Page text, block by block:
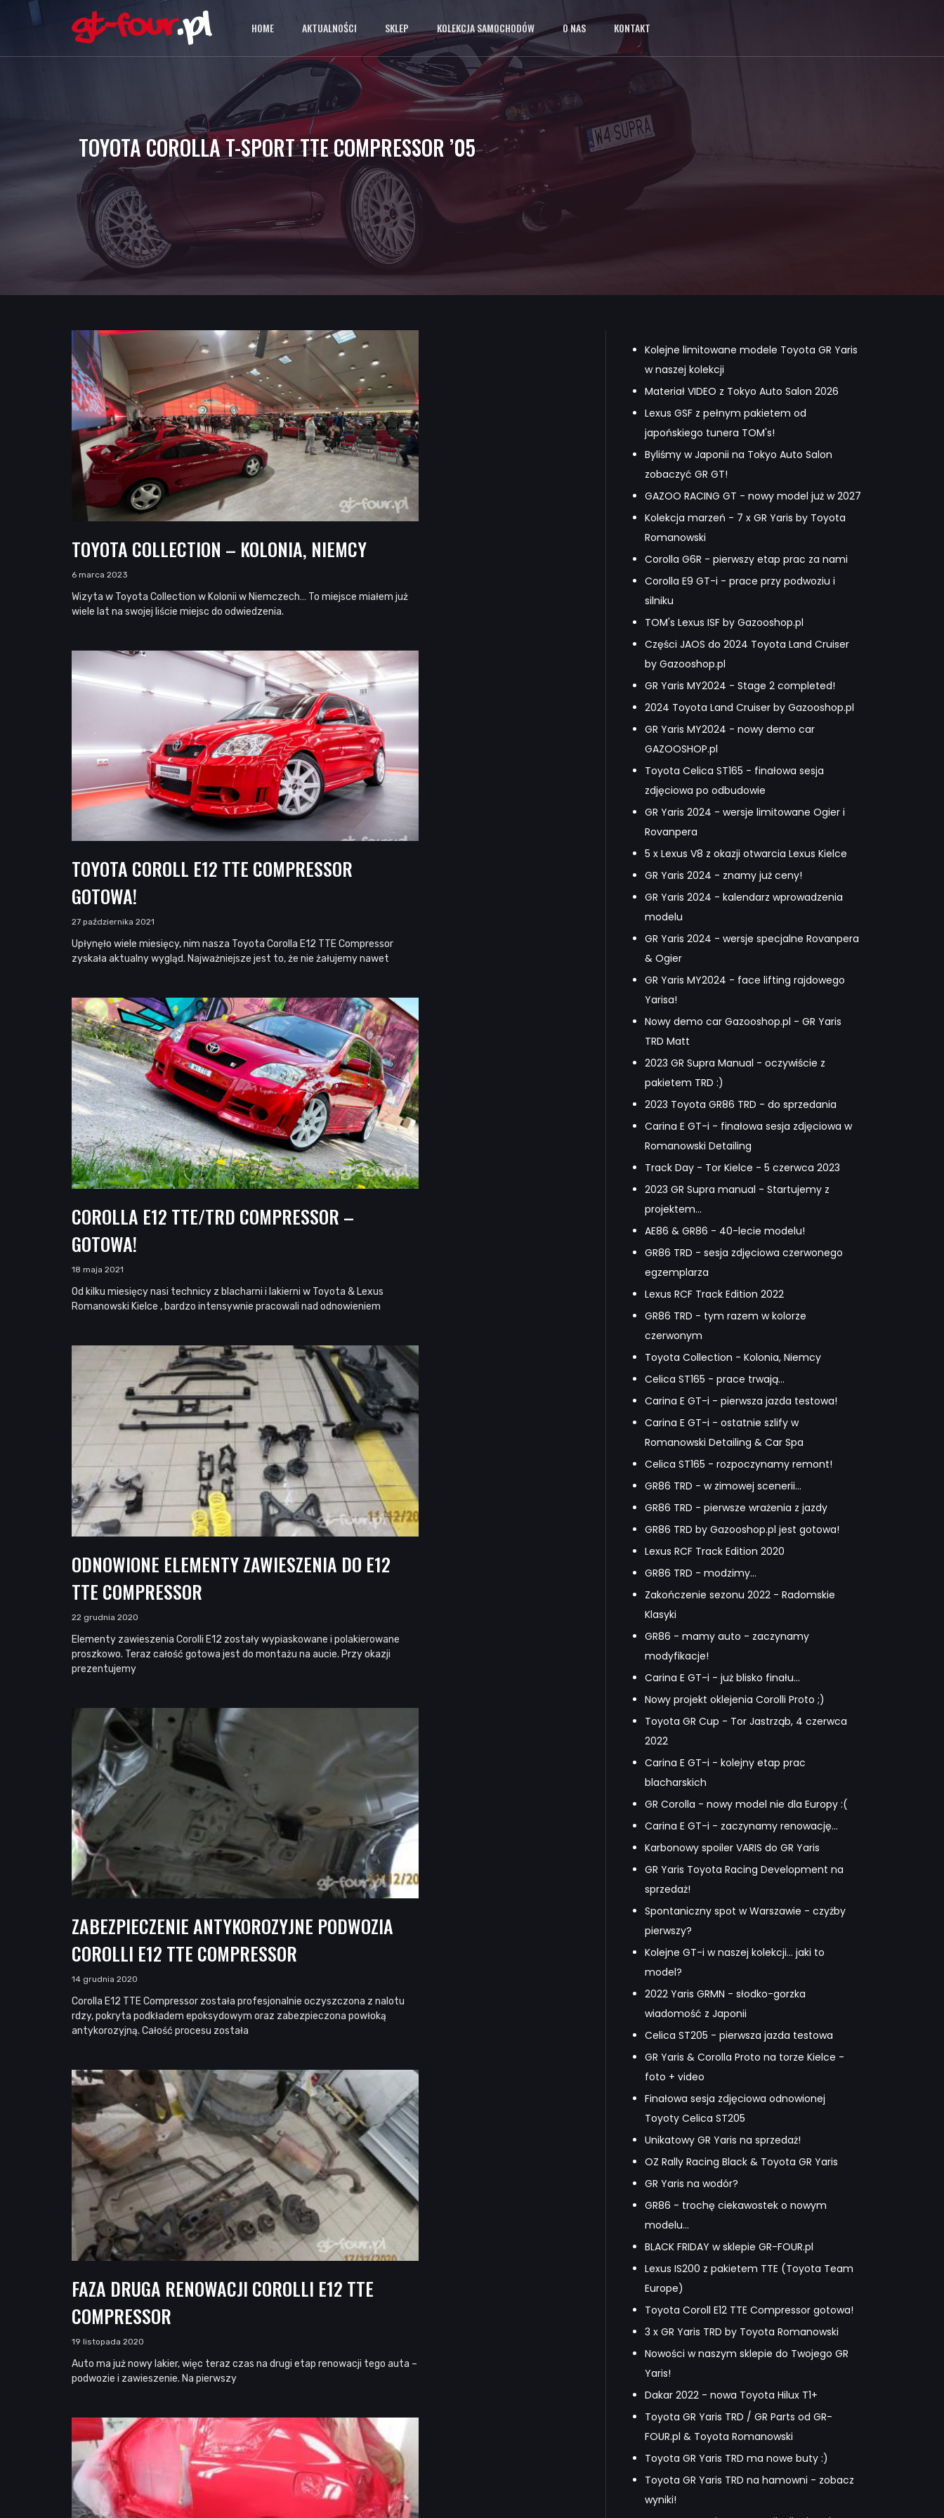
HOME AKTUALNOŚCI SKLEP KOLEKCJA SAMOCHODÓW O NAS KONTAKT
TOYOTA COROLLA T-SPORT TTE COMPRESSOR ’05
TOYOTA COLLECTION – KOLONIA, NIEMCY
6 marca 2023
Wizyta w Toyota Collection w Kolonii w Niemczech… To miejsce miałem już
wiele lat na swojej liście miejsc do odwiedzenia.
TOYOTA COROLL E12 TTE COMPRESSOR
GOTOWA!
27 października 2021
Upłynęło wiele miesięcy, nim nasza Toyota Corolla E12 TTE Compressor
zyskała aktualny wygląd. Najważniejsze jest to, że nie żałujemy nawet
COROLLA E12 TTE/TRD COMPRESSOR –
GOTOWA!
18 maja 2021
Od kilku miesięcy nasi technicy z blacharni i lakierni w Toyota & Lexus
Romanowski Kielce , bardzo intensywnie pracowali nad odnowieniem
ODNOWIONE ELEMENTY ZAWIESZENIA DO E12
TTE COMPRESSOR
22 grudnia 2020
Elementy zawieszenia Corolli E12 zostały wypiaskowane i polakierowane
proszkowo. Teraz całość gotowa jest do montażu na aucie. Przy okazji
prezentujemy
ZABEZPIECZENIE ANTYKOROZYJNE PODWOZIA
COROLLI E12 TTE COMPRESSOR
14 grudnia 2020
Corolla E12 TTE Compressor została profesjonalnie oczyszczona z nalotu
rdzy, pokryta podkładem epoksydowym oraz zabezpieczona powłoką
antykorozyjną. Całość procesu została
FAZA DRUGA RENOWACJI COROLLI E12 TTE
COMPRESSOR
19 listopada 2020
Auto ma już nowy lakier, więc teraz czas na drugi etap renowacji tego auta –
podwozie i zawieszenie. Na pierwszy
Kolejne limitowane modele Toyota GR Yaris
w naszej kolekcji
Materiał VIDEO z Tokyo Auto Salon 2026
Lexus GSF z pełnym pakietem od
japońskiego tunera TOM's!
Byliśmy w Japonii na Tokyo Auto Salon
zobaczyć GR GT!
GAZOO RACING GT - nowy model już w 2027
Kolekcja marzeń - 7 x GR Yaris by Toyota
Romanowski
Corolla G6R - pierwszy etap prac za nami
Corolla E9 GT-i - prace przy podwoziu i
silniku
TOM's Lexus ISF by Gazooshop.pl
Części JAOS do 2024 Toyota Land Cruiser
by Gazooshop.pl
GR Yaris MY2024 - Stage 2 completed!
2024 Toyota Land Cruiser by Gazooshop.pl
GR Yaris MY2024 - nowy demo car
GAZOOSHOP.pl
Toyota Celica ST165 - finałowa sesja
zdjęciowa po odbudowie
GR Yaris 2024 - wersje limitowane Ogier i
Rovanpera
5 x Lexus V8 z okazji otwarcia Lexus Kielce
GR Yaris 2024 - znamy już ceny!
GR Yaris 2024 - kalendarz wprowadzenia
modelu
GR Yaris 2024 - wersje specjalne Rovanpera
& Ogier
GR Yaris MY2024 - face lifting rajdowego
Yarisa!
Nowy demo car Gazooshop.pl - GR Yaris
TRD Matt
2023 GR Supra Manual - oczywiście z
pakietem TRD :)
2023 Toyota GR86 TRD - do sprzedania
Carina E GT-i - finałowa sesja zdjęciowa w
Romanowski Detailing
Track Day - Tor Kielce - 5 czerwca 2023
2023 GR Supra manual - Startujemy z
projektem...
AE86 & GR86 - 40-lecie modelu!
GR86 TRD - sesja zdjęciowa czerwonego
egzemplarza
Lexus RCF Track Edition 2022
GR86 TRD - tym razem w kolorze
czerwonym
Toyota Collection - Kolonia, Niemcy
Celica ST165 - prace trwają...
Carina E GT-i - pierwsza jazda testowa!
Carina E GT-i - ostatnie szlify w
Romanowski Detailing & Car Spa
Celica ST165 - rozpoczynamy remont!
GR86 TRD - w zimowej scenerii...
GR86 TRD - pierwsze wrażenia z jazdy
GR86 TRD by Gazooshop.pl jest gotowa!
Lexus RCF Track Edition 2020
GR86 TRD - modzimy...
Zakończenie sezonu 2022 - Radomskie
Klasyki
GR86 - mamy auto - zaczynamy
modyfikacje!
Carina E GT-i - już blisko finału...
Nowy projekt oklejenia Corolli Proto ;)
Toyota GR Cup - Tor Jastrząb, 4 czerwca
2022
Carina E GT-i - kolejny etap prac
blacharskich
GR Corolla - nowy model nie dla Europy :(
Carina E GT-i - zaczynamy renowację...
Karbonowy spoiler VARIS do GR Yaris
GR Yaris Toyota Racing Development na
sprzedaż!
Spontaniczny spot w Warszawie - czyżby
pierwszy?
Kolejne GT-i w naszej kolekcji... jaki to
model?
2022 Yaris GRMN - słodko-gorzka
wiadomość z Japonii
Celica ST205 - pierwsza jazda testowa
GR Yaris & Corolla Proto na torze Kielce -
foto + video
Finałowa sesja zdjęciowa odnowionej
Toyoty Celica ST205
Unikatowy GR Yaris na sprzedaż!
OZ Rally Racing Black & Toyota GR Yaris
GR Yaris na wodór?
GR86 - trochę ciekawostek o nowym
modelu...
BLACK FRIDAY w sklepie GR-FOUR.pl
Lexus IS200 z pakietem TTE (Toyota Team
Europe)
Toyota Coroll E12 TTE Compressor gotowa!
3 x GR Yaris TRD by Toyota Romanowski
Nowości w naszym sklepie do Twojego GR
Yaris!
Dakar 2022 - nowa Toyota Hilux T1+
Toyota GR Yaris TRD / GR Parts od GR-
FOUR.pl & Toyota Romanowski
Toyota GR Yaris TRD ma nowe buty :)
Toyota GR Yaris TRD na hamowni - zobacz
wyniki!